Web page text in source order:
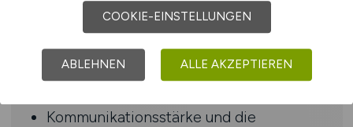
ausgeprägten Zukunftsblick und
Innovationsgeist
Empathische Persönlichkeit, die sowohl
teamorientiert als auch
Kommunikationsstärke und die
COOKIE-EINSTELLUNGEN
ABLEHNEN ALLE AKZEPTIEREN